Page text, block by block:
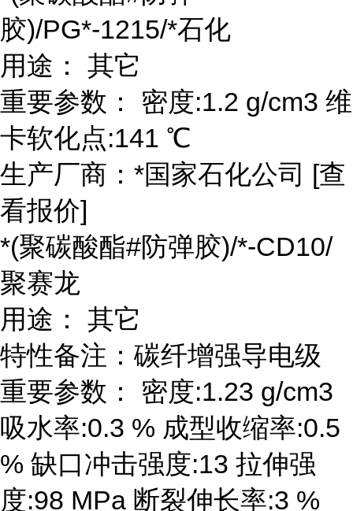
胶)/PG*-1215/*石化
用途： 其它
重要参数： 密度:1.2 g/cm3 维
卡软化点:141 ℃
生产厂商：*国家石化公司 [查
看报价]
*(聚碳酸酯#防弹胶)/*-CD10/
聚赛龙
用途： 其它
特性备注：碳纤增强导电级
重要参数： 密度:1.23 g/cm3
吸水率:0.3 % 成型收缩率:0.5
% 缺口冲击强度:13 拉伸强
度:98 MPa 断裂伸长率:3 %